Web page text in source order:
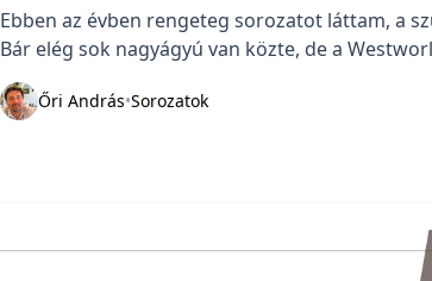
Ebben az évben rengeteg sorozatot láttam, a
Bár elég sok nagyágyú van közte, de a
Őri András•Sorozatok